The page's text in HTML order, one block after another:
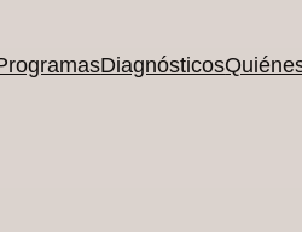
Diagnósticos